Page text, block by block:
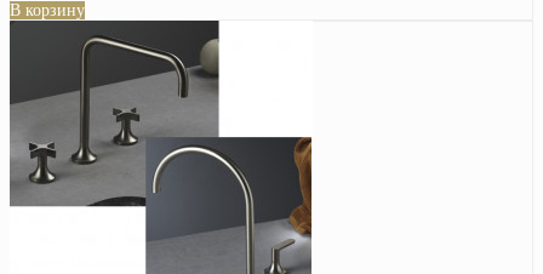
В корзину